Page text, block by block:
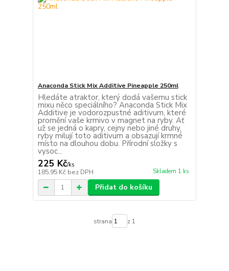
Anaconda Stick Mix Additive Pineapple 250ml
Hledáte atraktor, který dodá vašemu stick
mixu něco speciálního? Anaconda Stick Mix
Additive je vodorozpustné aditivum, které
promění vaše krmivo v magnet na ryby. Ať
už se jedná o kapry, cejny nebo jiné druhy,
ryby milují toto aditivum a obsazují krmné
místo na dlouhou dobu. Přírodní složky s
vysoc...
225 Kč/ks
185,95 Kč bez DPH Skladem 1 ks
Přidat do košíku
strana z 1